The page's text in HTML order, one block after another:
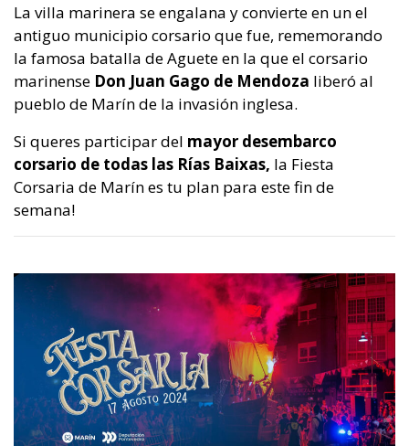
La villa marinera se engalana y convierte en un el
antiguo municipio corsario que fue, rememorando
la famosa batalla de Aguete en la que el corsario
marinense Don Juan Gago de Mendoza liberó al
pueblo de Marín de la invasión inglesa.
Si queres participar del mayor desembarco
corsario de todas las Rías Baixas, la Fiesta
Corsaria de Marín es tu plan para este fin de
semana!